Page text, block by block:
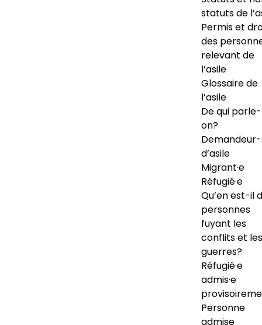
statuts de
Permis et
des
relevant de
l’asile
Glossaire de
l’asile
De qui
on?
d’asile
Migrant·e
Réfugié·e
Qu’en est-il
personnes
fuyant les
conflits et les
guerres?
Réfugié·e
admis·e
Personne
admise